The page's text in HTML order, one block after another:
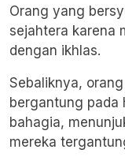
Orang yang
sejahtera karena
dengan ikhlas.
Sebaliknya,
bergantung pada
bahagia,
mereka